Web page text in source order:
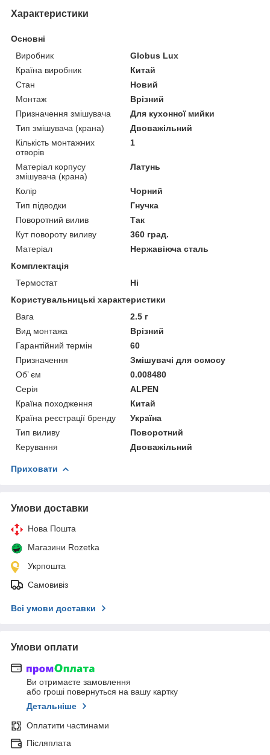
Характеристики
Основні
Виробник
Globus Lux
Країна виробник
Китай
Стан
Новий
Монтаж
Врізний
Призначення змішувача
Для кухонної мийки
Тип змішувача (крана)
Двоважільний
Кількість монтажних
отворів
1
Матеріал корпусу
змішувача (крана)
Латунь
Колір
Чорний
Тип підводки
Гнучка
Поворотний вилив
Так
Кут повороту виливу
360 град.
Матеріал
Нержавіюча сталь
Комплектація
Термостат
Ні
Користувальницькі характеристики
Вага
2.5 г
Вид монтажа
Врізний
Гарантійний термін
60
Призначення
Змішувачі для осмосу
Об’ єм
0.008480
Серія
ALPEN
Країна походження
Китай
Країна реєстрації бренду
Україна
Тип виливу
Поворотний
Керування
Двоважільний
Приховати
Умови доставки
Нова Пошта
Магазини Rozetka
Укрпошта
Самовивіз
Всі умови доставки
Умови оплати
Ви отримаєте замовлення
або гроші повернуться на вашу картку
Детальніше
Оплатити частинами
Післяплата